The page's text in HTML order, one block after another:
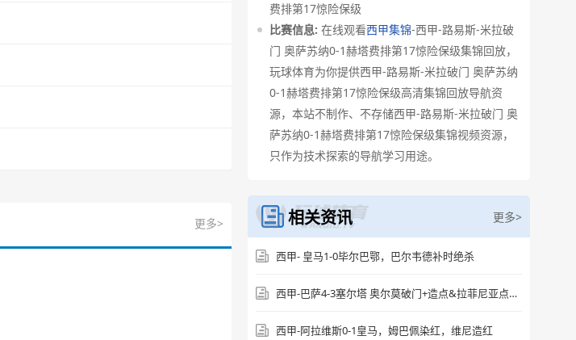
更多>
费排第17惊险保级
比赛信息: 在线观看西甲集锦-西甲-路易斯-米拉破
门 奥萨苏纳0-1赫塔费排第17惊险保级集锦回放，
玩球体育为你提供西甲-路易斯-米拉破门 奥萨苏纳
0-1赫塔费排第17惊险保级高清集锦回放导航资
源，本站不制作、不存储西甲-路易斯-米拉破门 奥
萨苏纳0-1赫塔费排第17惊险保级集锦视频资源，
只作为技术探索的导航学习用途。
相关资讯 更多>
西甲- 皇马1-0毕尔巴鄂，巴尔韦德补时绝杀
西甲-巴萨4-3塞尔塔 奥尔莫破门+造点&拉菲尼亚点射绝杀
西甲-阿拉维斯0-1皇马，姆巴佩染红，维尼造红